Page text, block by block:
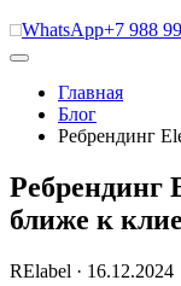
WhatsApp+7 988
Главная
Блог
Ребрендинг
Ребрендинг
ближе к
RElabel · 16.12.2024